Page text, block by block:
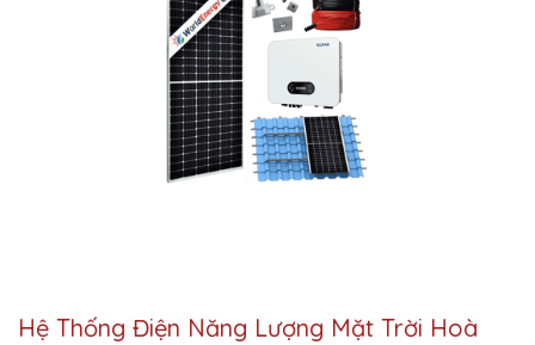
Hệ Thống Điện Năng Lượng Mặt Trời Hoà